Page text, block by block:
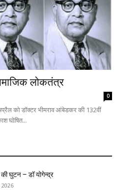
लोकतंत्र
0
को डाॅक्टर भीमराव आंबेडकर की 132वीं
घोषित...
घुटन – डॉ योगेन्द्र